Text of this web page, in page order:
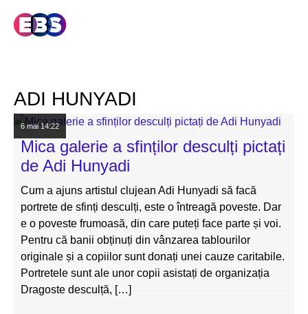
ADI HUNYADI
6 mai14:22
Mica galerie a sfinților desculți pictați
de Adi Hunyadi
Cum a ajuns artistul clujean Adi Hunyadi să facă
portrete de sfinți desculți, este o întreagă poveste. Dar
e o poveste frumoasă, din care puteți face parte și voi.
Pentru că banii obținuți din vânzarea tablourilor
originale și a copiilor sunt donați unei cauze caritabile.
Portretele sunt ale unor copii asistați de organizația
Dragoste desculță, […]